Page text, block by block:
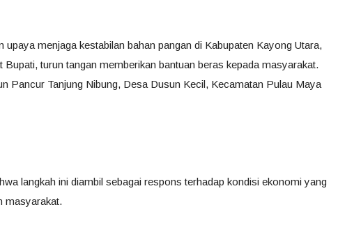
upaya menjaga kestabilan bahan pangan di Kabupaten Kayong Utara,
turun tangan memberikan bantuan beras kepada masyarakat.
Pancur Tanjung Nibung, Desa Dusun Kecil, Kecamatan Pulau Maya
langkah ini diambil sebagai respons terhadap kondisi ekonomi yang
masyarakat.